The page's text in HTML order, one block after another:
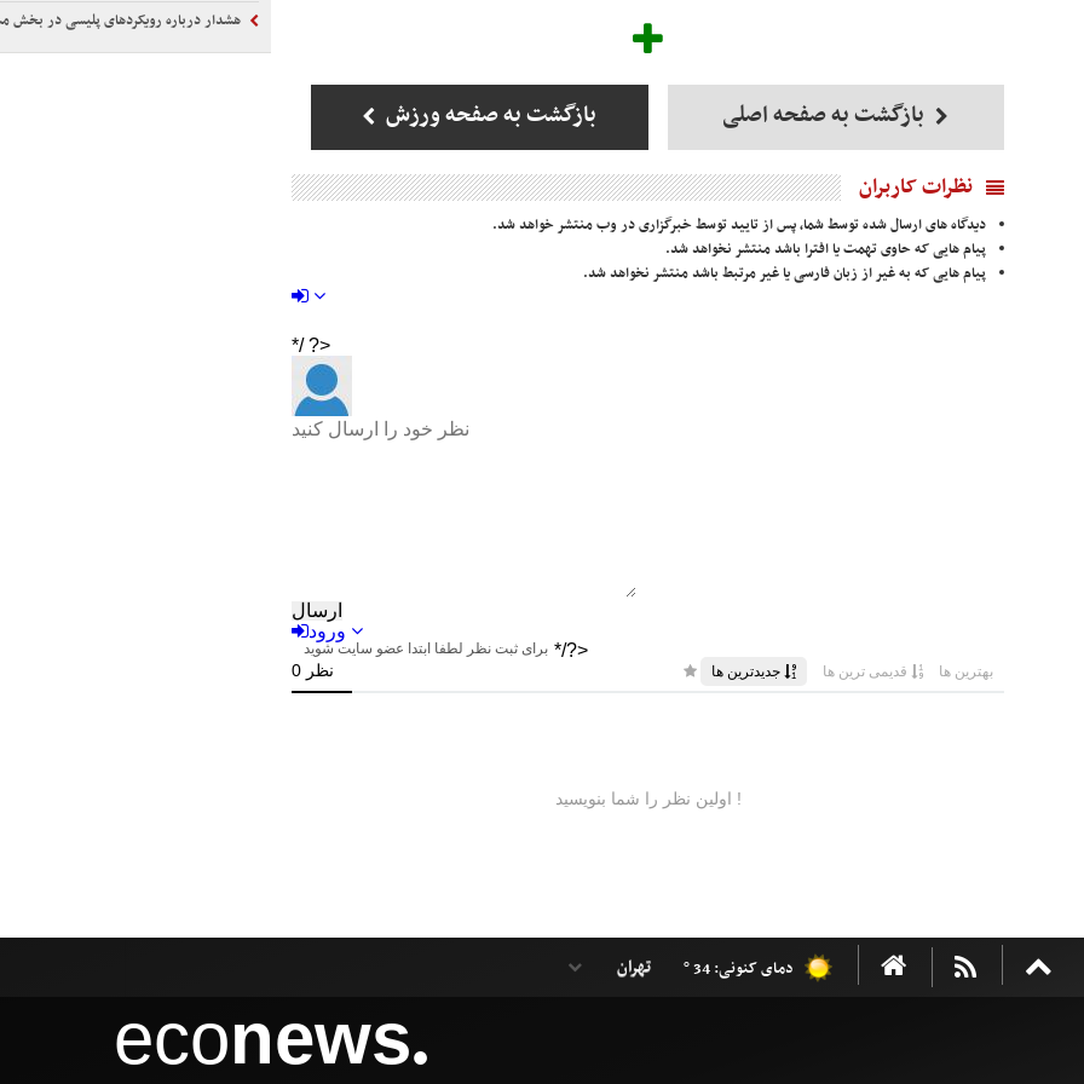
بازگشت به صفحه اصلی بازگشت به صفحه ورزش
نظرات کاربران
دیدگاه های ارسال شده توسط شما، پس از تایید توسط خبرگزاری در وب منتشر خواهد شد.
پیام هایی که حاوی تهمت یا افترا باشد منتشر نخواهد شد.
پیام هایی که به غیر از زبان فارسی یا غیر مرتبط باشد منتشر نخواهد شد.
هشدار درباره رویکردهای پلیسی در بخش
دمای کنونی: 34 °
econews●